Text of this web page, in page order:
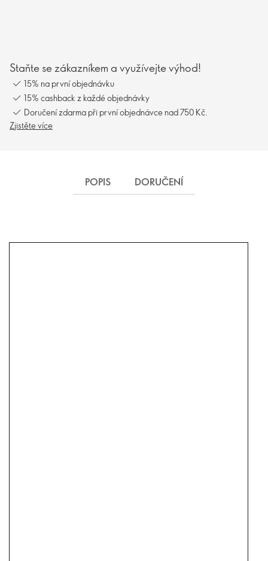
Staňte se zákazníkem a využívejte výhod!
15% na první objednávku
15% cashback z každé objednávky
Doručení zdarma při první objednávce nad 750 Kč.
Zjistěte více
POPIS DORUČENÍ